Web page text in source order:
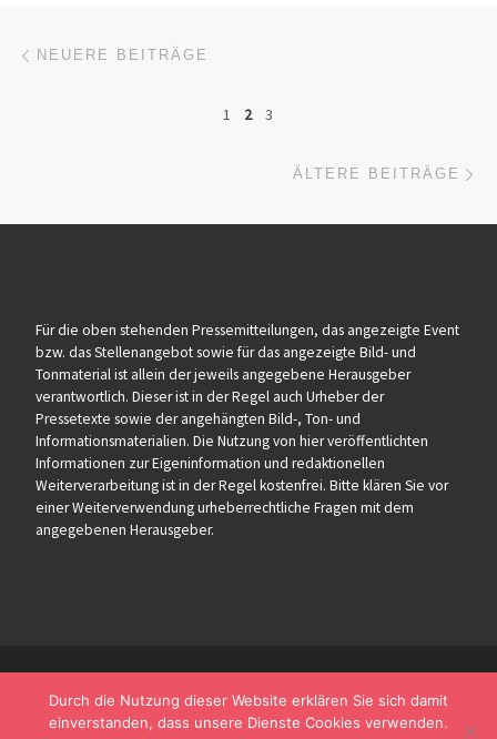
Beitragsnavigation
NEUERE BEITRÄGE
1 2 3
ÄLTERE BEITRÄGE
Für die oben stehenden Pressemitteilungen, das angezeigte Event
bzw. das Stellenangebot sowie für das angezeigte Bild- und
Tonmaterial ist allein der jeweils angegebene Herausgeber
verantwortlich. Dieser ist in der Regel auch Urheber der
Pressetexte sowie der angehängten Bild-, Ton- und
Informationsmaterialien. Die Nutzung von hier veröffentlichten
Informationen zur Eigeninformation und redaktionellen
Weiterverarbeitung ist in der Regel kostenfrei. Bitte klären Sie vor
einer Weiterverwendung urheberrechtliche Fragen mit dem
angegebenen Herausgeber.
Durch die Nutzung dieser Website erklären Sie sich damit
einverstanden, dass unsere Dienste Cookies verwenden.